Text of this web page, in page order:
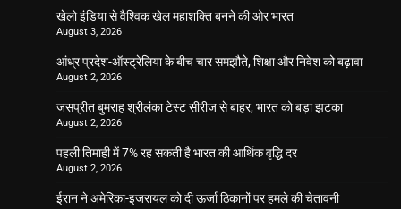
खेलो इंडिया से वैश्विक खेल महाशक्ति बनने की ओर भारत
August 3, 2026
आंध्र प्रदेश-ऑस्ट्रेलिया के बीच चार समझौते, शिक्षा और निवेश को बढ़ावा
August 2, 2026
जसप्रीत बुमराह श्रीलंका टेस्ट सीरीज से बाहर, भारत को बड़ा झटका
August 2, 2026
पहली तिमाही में 7% रह सकती है भारत की आर्थिक वृद्धि दर
August 2, 2026
ईरान ने अमेरिका-इजरायल को दी ऊर्जा ठिकानों पर हमले की चेतावनी